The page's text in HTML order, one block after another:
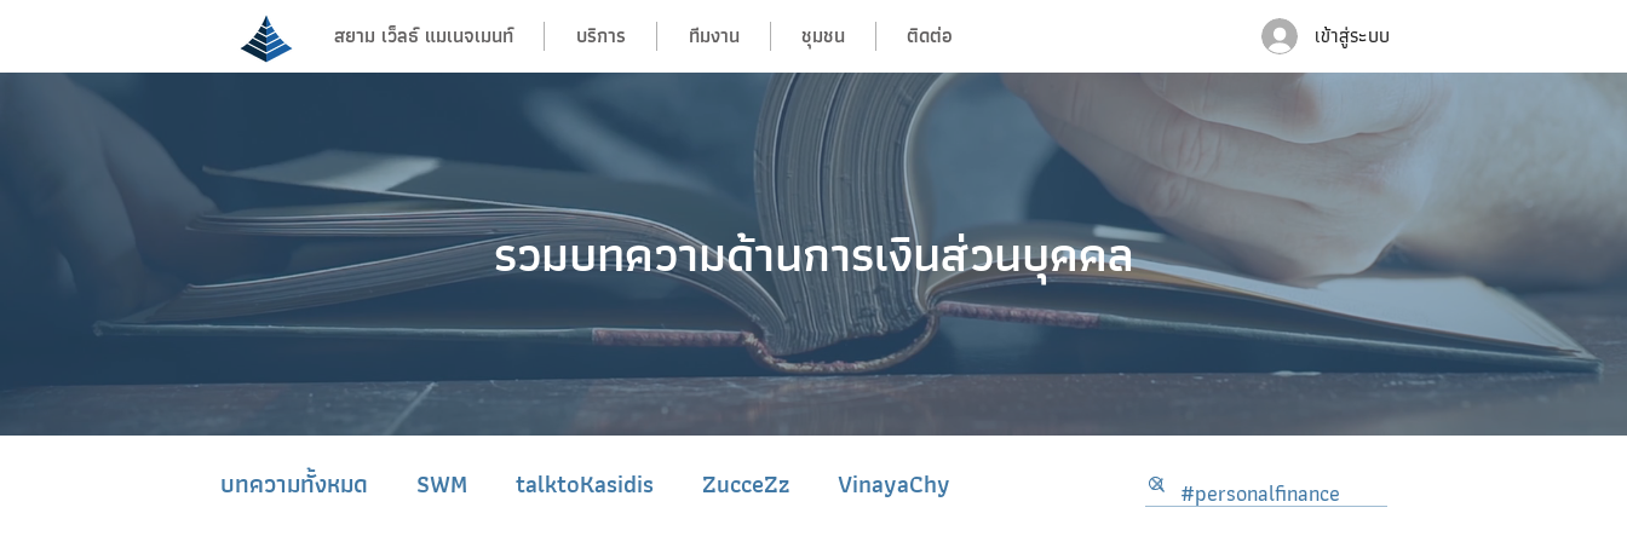
สยาม เว็ลธ์ แมเนจเมนท์ บริการ ทีมงาน ชุมชน ติดต่อ เข้าสู่ระบบ
รวมบทความด้านการเงินส่วนบุคคล
บทความทั้งหมด SWM talktoKasidis ZucceZz VinayaChy